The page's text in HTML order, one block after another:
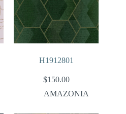
H1912801
$150.00
AMAZONIA